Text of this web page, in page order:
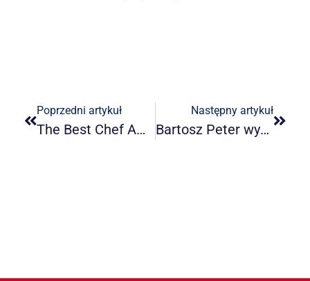
Poprzedni artykuł
The Best Chef Awards 2022
Następny artykuł
Bartosz Peter wyróżniony podczas Global Chefs Challenge 2022